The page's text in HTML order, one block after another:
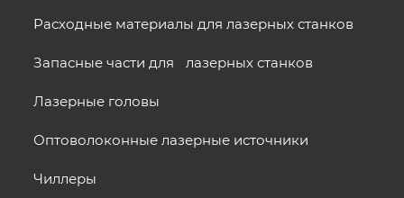
Расходные материалы для лазерных станков
Запасные части для лазерных станков
Лазерные головы
Оптоволоконные лазерные источники
Чиллеры